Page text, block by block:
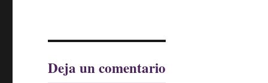
Deja un comentario